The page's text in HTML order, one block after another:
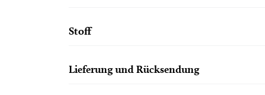
Stoff
Lieferung und Rücksendung